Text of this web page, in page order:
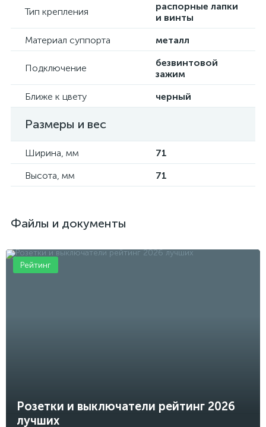
Тип крепления
распорные лапки
и винты
Материал суппорта
металл
Подключение
безвинтовой
зажим
Ближе к цвету
черный
Размеры и вес
Ширина, мм
71
Высота, мм
71
Файлы и документы
Розетки и выключатели рейтинг 2026
лучших
Рейтинг